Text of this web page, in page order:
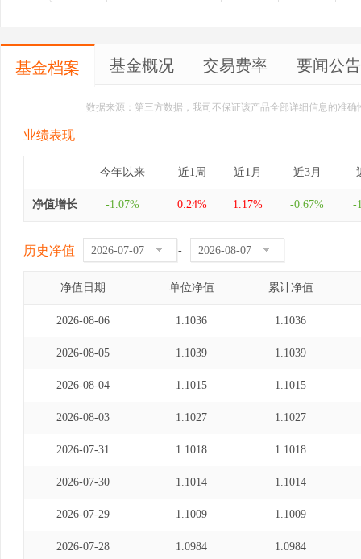
基金档案 基金概况 交易费率 要闻公告
数据来源：第三方数据，我司不保证该产品全部详细信息的准
业绩表现
今年以来 近1周 近1月 近3月
净值增长 -1.07% 0.24% 1.17% -0.67% -
历史净值 -
净值日期 单位净值 累计净值
2026-08-06 1.1036 1.1036
2026-08-05 1.1039 1.1039
2026-08-04 1.1015 1.1015
2026-08-03 1.1027 1.1027
2026-07-31 1.1018 1.1018
2026-07-30 1.1014 1.1014
2026-07-29 1.1009 1.1009
2026-07-28 1.0984 1.0984